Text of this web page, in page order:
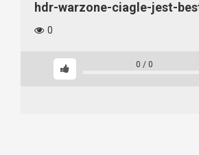
hdr-warzone-ciagle-jest-
0
0 / 0